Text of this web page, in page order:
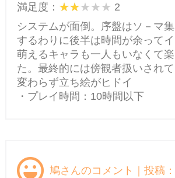
満足度：
2
システムが面倒。序盤はソ－マ
するわりに後半は時間が余ってイ
萌えるキャラも一人もいなくて
た。最終的には傍観者扱いされ
変わらず立ち絵がヒドイ
・プレイ時間：10時間以下
鳩さんのコメント｜投稿